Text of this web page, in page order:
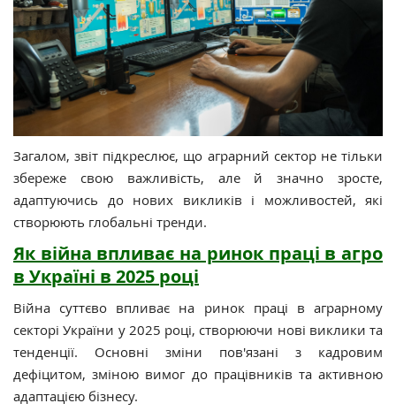
Загалом, звіт підкреслює, що аграрний сектор не тільки
збереже свою важливість, але й значно зросте,
адаптуючись до нових викликів і можливостей, які
створюють глобальні тренди.
Як війна впливає на ринок праці в агро
в Україні в 2025 році
Війна суттєво впливає на ринок праці в аграрному
секторі України у 2025 році, створюючи нові виклики та
тенденції. Основні зміни пов'язані з кадровим
дефіцитом, зміною вимог до працівників та активною
адаптацією бізнесу.